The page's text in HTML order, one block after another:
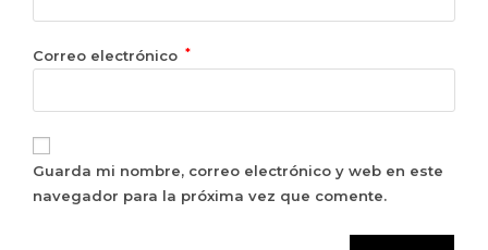
Correo electrónico *
Guarda mi nombre, correo electrónico y web en este
navegador para la próxima vez que comente.